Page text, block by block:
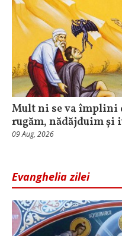
Mult ni se va împlini
rugăm, nădăjduim și
09 Aug, 2026
Evanghelia zilei